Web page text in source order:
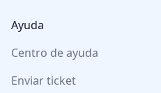
Ayuda
Centro de ayuda
Enviar ticket